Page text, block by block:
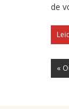
de
«